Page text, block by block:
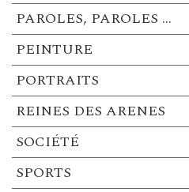
PAROLES, PAROLES …
PEINTURE
PORTRAITS
REINES DES ARENES
SOCIÉTÉ
SPORTS